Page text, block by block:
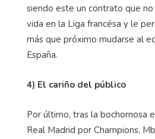
siendo este un contrato que
vida en la Liga francésa y le
más que próximo mudarse al
España.
4) El cariño del público
Por último, tras la bochornosa
Real Madrid por Champions,